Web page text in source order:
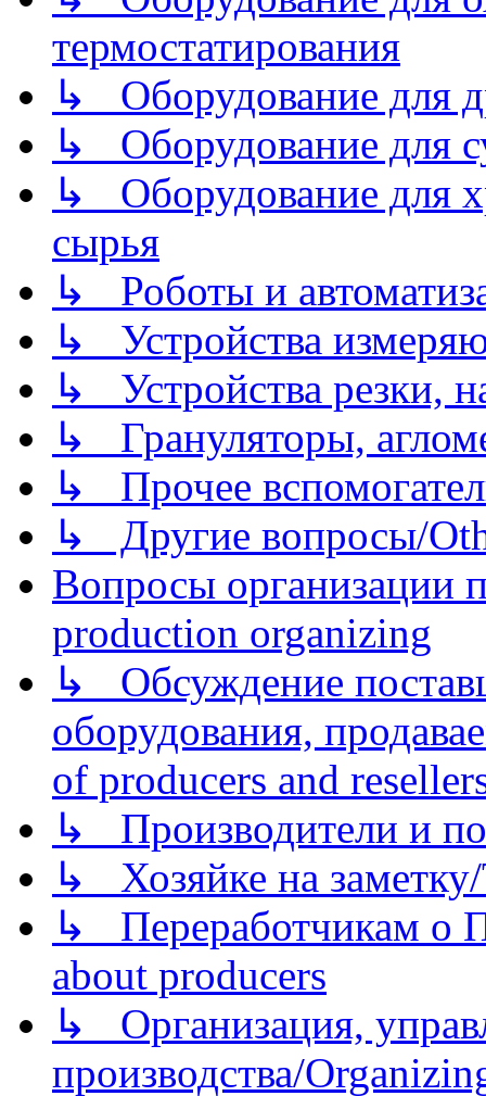
термостатирования
↳ Оборудование для
↳ Оборудование для
↳ Оборудование для
сырья
↳ Роботы и
↳ Устройства
↳ Устройства резки,
↳ Грануляторы,
↳ Прочее
↳ Другие вопросы/
Вопросы организации
production organizing
↳ Обсуждение
оборудования,
of producers and
↳ Производители и
↳ Хозяйке на
↳ Переработчикам о
about producers
↳ Организация,
производства/